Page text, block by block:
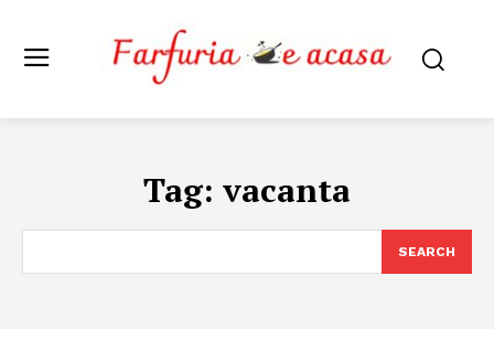
Tag: vacanta
SEARCH